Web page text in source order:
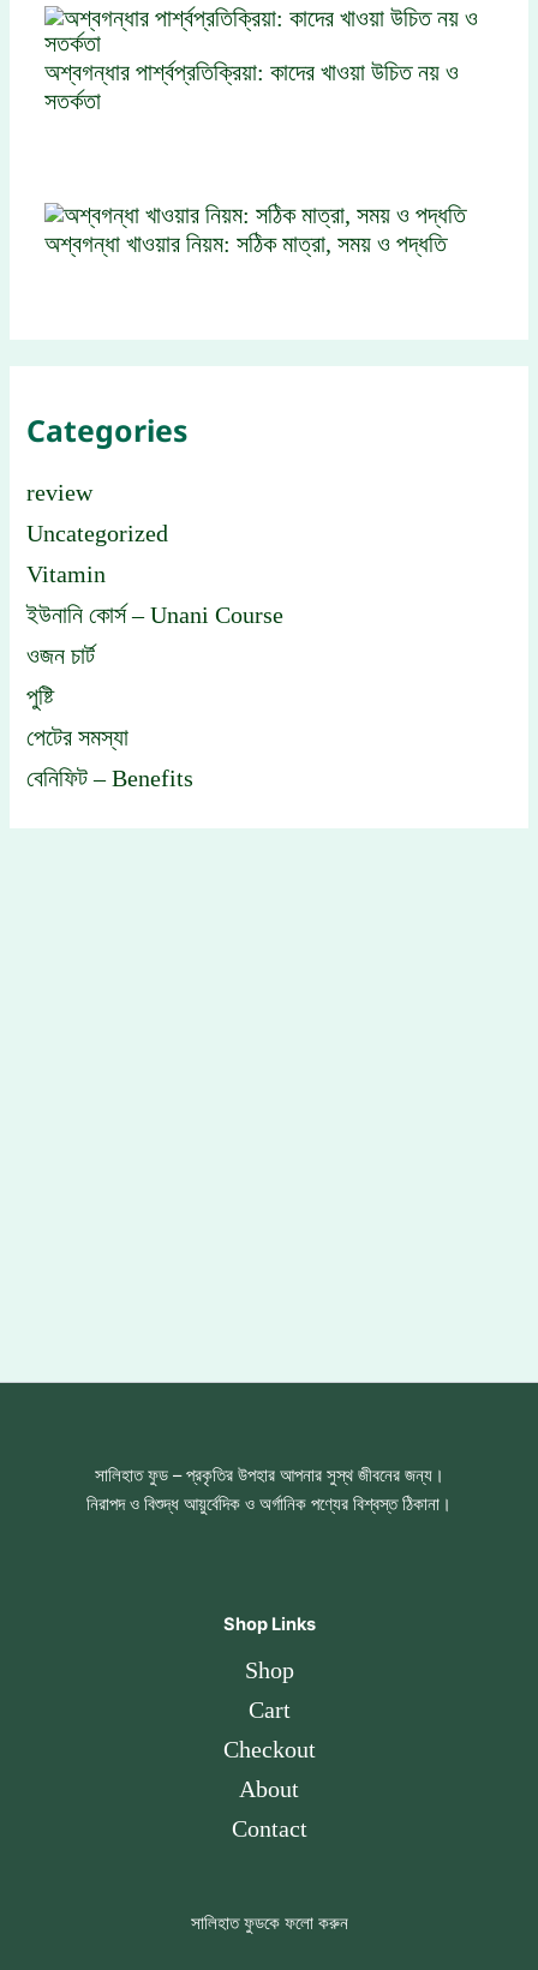
অশ্বগন্ধার পার্শ্বপ্রতিক্রিয়া: কাদের খাওয়া উচিত নয় ও
সতর্কতা
অশ্বগন্ধা খাওয়ার নিয়ম: সঠিক মাত্রা, সময় ও পদ্ধতি
Categories
review
Uncategorized
Vitamin
ইউনানি কোর্স – Unani Course
ওজন চার্ট
পুষ্টি
পেটের সমস্যা
বেনিফিট – Benefits
সালিহাত ফুড – প্রকৃতির উপহার আপনার সুস্থ জীবনের জন্য।
নিরাপদ ও বিশুদ্ধ আয়ুর্বেদিক ও অর্গানিক পণ্যের বিশ্বস্ত ঠিকানা।
Shop Links
Shop
Cart
Checkout
About
Contact
সালিহাত ফুডকে ফলো করুন